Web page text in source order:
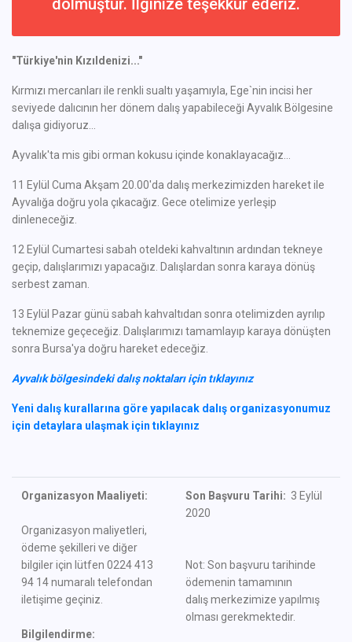
dolmuştur. İlginize teşekkür ederiz.
"Türkiye'nin Kızıldenizi..."
Kırmızı mercanları ile renkli sualtı yaşamıyla, Ege`nin incisi her
seviyede dalıcının her dönem dalış yapabileceği Ayvalık Bölgesine
dalışa gidiyoruz...
Ayvalık'ta mis gibi orman kokusu içinde konaklayacağız...
11 Eylül Cuma Akşam 20.00'da dalış merkezimizden hareket ile
Ayvalığa doğru yola çıkacağız. Gece otelimize yerleşip
dinleneceğiz.
12 Eylül Cumartesi sabah oteldeki kahvaltının ardından tekneye
geçip, dalışlarımızı yapacağız. Dalışlardan sonra karaya dönüş
serbest zaman.
13 Eylül Pazar günü sabah kahvaltıdan sonra otelimizden ayrılıp
teknemize geçeceğiz. Dalışlarımızı tamamlayıp karaya dönüşten
sonra Bursa'ya doğru hareket edeceğiz.
Ayvalık bölgesindeki dalış noktaları için tıklayınız
Yeni dalış kurallarına göre yapılacak dalış organizasyonumuz
için detaylara ulaşmak için tıklayınız
Organizasyon Maaliyeti:
Organizasyon maliyetleri,
ödeme şekilleri ve diğer
bilgiler için lütfen 0224 413
94 14 numaralı telefondan
iletişime geçiniz.
Bilgilendirme:
Son Başvuru Tarihi: 3 Eylül
2020
Not: Son başvuru tarihinde
ödemenin tamamının
dalış merkezimize yapılmış
olması gerekmektedir.